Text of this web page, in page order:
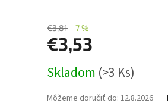
€3,81 –7 %
€3,53
cena:
Skladom (>3 Ks)
Môžeme doručiť do: 12.8.2026